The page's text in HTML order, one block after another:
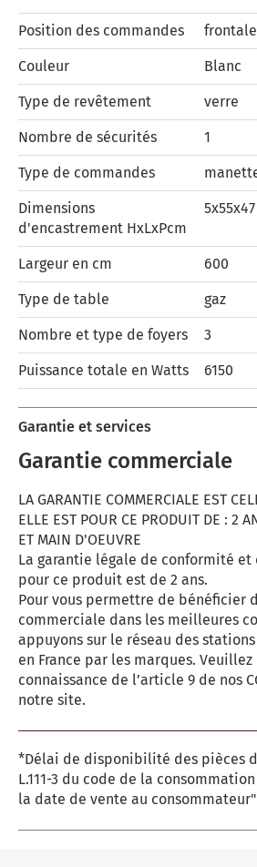
Position des commandes frontale
Couleur Blanc
Type de revêtement verre
Nombre de sécurités 1
Type de commandes
Dimensions
d'encastrement HxLxPcm
5x55x47
Largeur en cm 600
Type de table gaz
Nombre et type de foyers 3
Puissance totale en Watts 6150
Garantie et services
Garantie commerciale
LA GARANTIE COMMERCIALE EST
ELLE EST POUR CE PRODUIT DE : 2
ET MAIN D'OEUVRE
La garantie légale de conformité et
pour ce produit est de 2 ans.
Pour vous permettre de bénéficier
commerciale dans les meilleures
appuyons sur le réseau des
en France par les marques.
connaissance de l’article 9 de nos
notre site.
*Délai de disponibilité des pièces
L.111-3 du code de la
la date de vente au consommateur"